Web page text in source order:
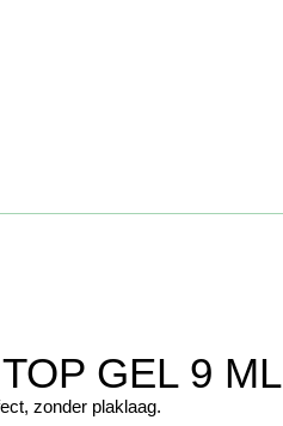
GEL 9 ML
zonder plaklaag.